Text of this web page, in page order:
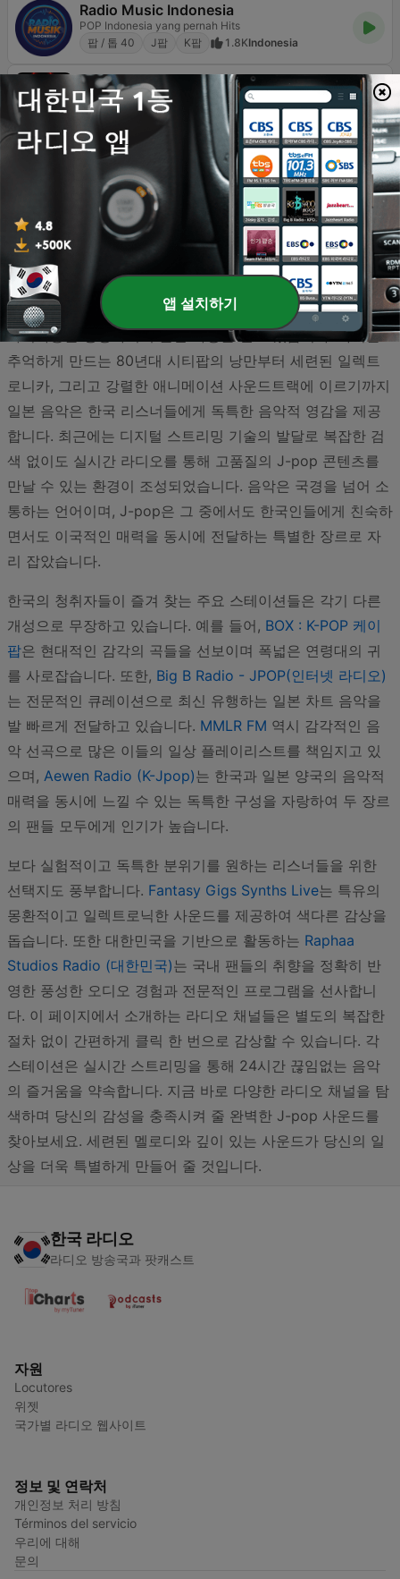
Radio Music Indonesia
POP Indonesia yang pernah Hits
팝 / 톱 40
J팝 K팝 1.8KIndonesia
BOX : Anime Radio -アニメラジオ
私たちはアニメ音楽が大好きです！
J팝
영화음악 251
Old Monk Radio
Old Monk Radio
클래식
볼리우드 J팝 123Online
대한민국 내에서 J-pop은 단순한 서브컬처를 넘어 폭넓은
마니아층을 형성하며 꾸준한 사랑을 받고 있습니다. 과거를
추억하게 만드는 80년대 시티팝의 낭만부터 세련된 일렉트
로니카, 그리고 강렬한 애니메이션 사운드트랙에 이르기까지
일본 음악은 한국 리스너들에게 독특한 음악적 영감을 제공
합니다. 최근에는 디지털 스트리밍 기술의 발달로 복잡한 검
색 없이도 실시간 라디오를 통해 고품질의 J-pop 콘텐츠를
만날 수 있는 환경이 조성되었습니다. 음악은 국경을 넘어 소
통하는 언어이며, J-pop은 그 중에서도 한국인들에게 친숙하
면서도 이국적인 매력을 동시에 전달하는 특별한 장르로 자
리 잡았습니다.
한국의 청취자들이 즐겨 찾는 주요 스테이션들은 각기 다른
개성으로 무장하고 있습니다. 예를 들어, BOX : K-POP 케이
팝은 현대적인 감각의 곡들을 선보이며 폭넓은 연령대의 귀
를 사로잡습니다. 또한, Big B Radio - JPOP(인터넷 라디오)
는 전문적인 큐레이션으로 최신 유행하는 일본 차트 음악을
발 빠르게 전달하고 있습니다. MMLR FM 역시 감각적인 음
악 선곡으로 많은 이들의 일상 플레이리스트를 책임지고 있
으며, Aewen Radio (K-Jpop)는 한국과 일본 양국의 음악적
매력을 동시에 느낄 수 있는 독특한 구성을 자랑하여 두 장르
의 팬들 모두에게 인기가 높습니다.
보다 실험적이고 독특한 분위기를 원하는 리스너들을 위한
선택지도 풍부합니다. Fantasy Gigs Synths Live는 특유의
몽환적이고 일렉트로닉한 사운드를 제공하여 색다른 감상을
돕습니다. 또한 대한민국을 기반으로 활동하는 Raphaa
Studios Radio (대한민국)는 국내 팬들의 취향을 정확히 반
영한 풍성한 오디오 경험과 전문적인 프로그램을 선사합니
다. 이 페이지에서 소개하는 라디오 채널들은 별도의 복잡한
절차 없이 간편하게 클릭 한 번으로 감상할 수 있습니다. 각
스테이션은 실시간 스트리밍을 통해 24시간 끊임없는 음악
의 즐거움을 약속합니다. 지금 바로 다양한 라디오 채널을 탐
색하며 당신의 감성을 충족시켜 줄 완벽한 J-pop 사운드를
찾아보세요. 세련된 멜로디와 깊이 있는 사운드가 당신의 일
상을 더욱 특별하게 만들어 줄 것입니다.
한국 라디오
라디오 방송국과 팟캐스트
자원
Locutores
위젯
국가별 라디오 웹사이트
정보 및 연락처
개인정보 처리 방침
Términos del servicio
우리에 대해
문의
앱 설치하기